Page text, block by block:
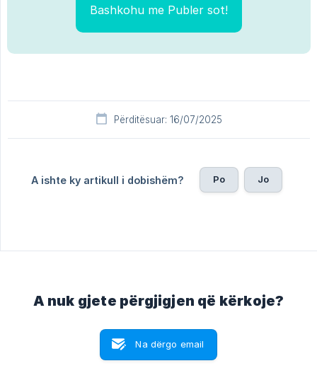
Bashkohu me Publer sot!
Përditësuar: 16/07/2025
A ishte ky artikull i dobishëm? Po Jo
A nuk gjete përgjigjen që kërkoje?
Na dërgo email